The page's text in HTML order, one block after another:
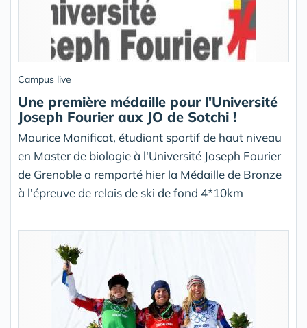
Campus live
Une première médaille pour l'Université
Joseph Fourier aux JO de Sotchi !
Maurice Manificat, étudiant sportif de haut niveau
en Master de biologie à l'Université Joseph Fourier
de Grenoble a remporté hier la Médaille de Bronze
à l'épreuve de relais de ski de fond 4*10km